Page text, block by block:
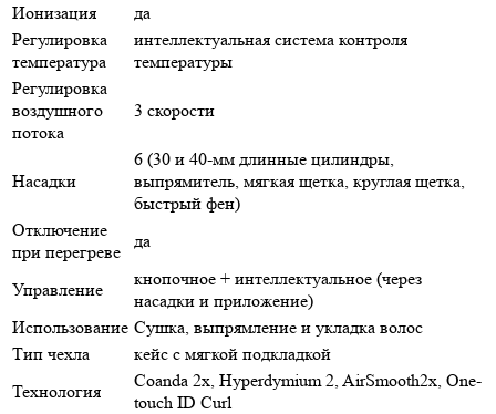
Ионизация
да
Регулировка
температура
интеллектуальная система контроля
температуры
Регулировка
воздушного
потока
3 скорости
Насадки
6 (30 и 40-мм длинные цилиндры,
выпрямитель, мягкая щетка, круглая щетка,
быстрый фен)
Отключение
при перегреве
да
Управление
кнопочное + интеллектуальное (через
насадки и приложение)
Использование Cушка, выпрямление и укладка волос
Тип чехла
кейс с мягкой подкладкой
Технология
Coanda 2x, Hyperdymium 2, AirSmooth2x, One-
touch ID Curl